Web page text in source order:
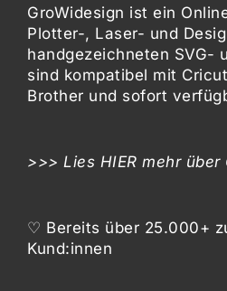
GroWidesign ist ein
Plotter-, Laser- und
handgezeichneten SVG-
sind kompatibel mit
Brother und sofort
>>> Lies HIER mehr über
♡ Bereits über 25.000+
Kund:innen